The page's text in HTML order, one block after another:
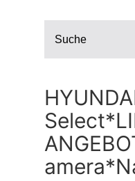
Suche